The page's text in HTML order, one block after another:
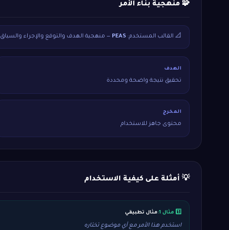
🧩 منهجية بناء الأمر
📐 القالب المستخدم: PEAS — منهجية الهدف والتوقع والإجراء والسياق
الهدف
تحقيق نتيجة واضحة ومحددة
المخرج
محتوى جاهز للاستخدام
💡 أمثلة على كيفية الاستخدام
1️⃣ مثال 1: مثال تطبيقي
استخدم هذا الأمر مع أي موضوع تختاره